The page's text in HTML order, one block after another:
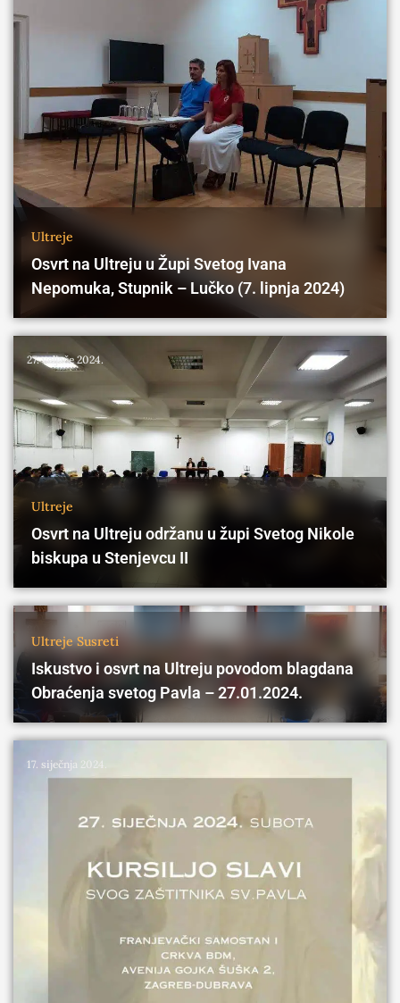
Ultreje
Osvrt na Ultreju u Župi Svetog Ivana
Nepomuka, Stupnik – Lučko (7. lipnja 2024)
27. veljače 2024.
Ultreje
Osvrt na Ultreju održanu u župi Svetog Nikole
biskupa u Stenjevcu II
Ultreje Susreti
Iskustvo i osvrt na Ultreju povodom blagdana
Obraćenja svetog Pavla – 27.01.2024.
17. siječnja 2024.